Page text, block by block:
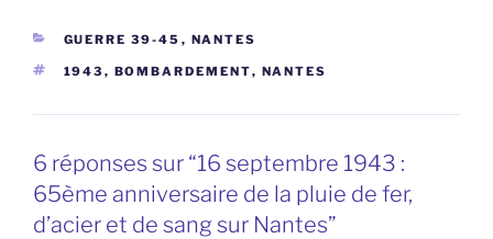
CATÉGORIES
GUERRE 39-45 , NANTES
ÉTIQUETTES
1943 , BOMBARDEMENT, NANTES
6 réponses sur “16 septembre 1943 :
65ème anniversaire de la pluie de fer,
d’acier et de sang sur Nantes”